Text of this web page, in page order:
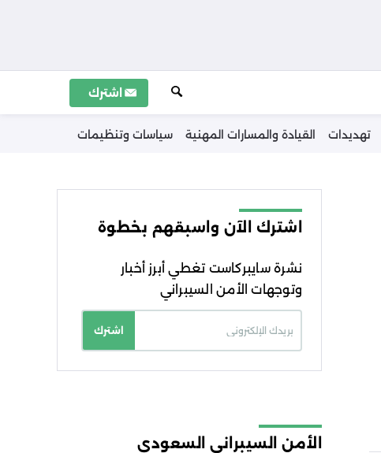
اشترك
تهديدات القيادة والمسارات المهنية سياسات وتنظيمات
اشترك الآن واسبقهم بخطوة
نشرة سايبركاست تغطي أبرز أخبار
وتوجهات الأمن السيبراني
اشترك
الخصوصية
الأمن السيبراني السعودي